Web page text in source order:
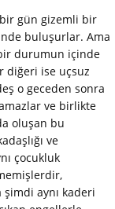
gün gizemli bir
buluşurlar. Ama
durumun içinde
diğeri ise uçsuz
o geceden sonra
ve birlikte
oluşan bu
ve
çocukluk
aynı kaderi